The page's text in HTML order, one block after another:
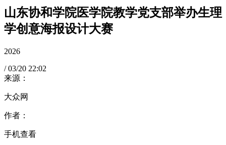
山东协和学院医学院教学党支部举办生理
学创意海报设计大赛
2026
/ 03/20 22:02
来源：
大众网
作者：
手机查看